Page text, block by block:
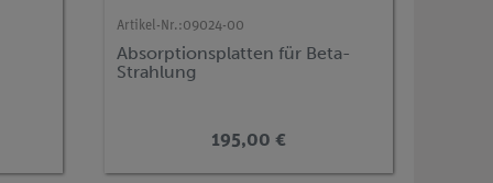
Artikel-Nr.:09024-00
Absorptionsplatten für Beta-
Strahlung
195,00 €